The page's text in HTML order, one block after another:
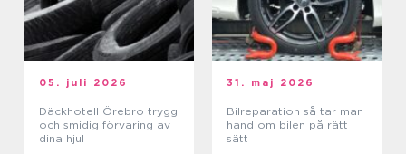
05. juli 2026
Däckhotell Örebro trygg
och smidig förvaring av
dina hjul
31. maj 2026
Bilreparation så tar man
hand om bilen på rätt
sätt